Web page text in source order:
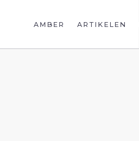
AMBER ARTIKELEN